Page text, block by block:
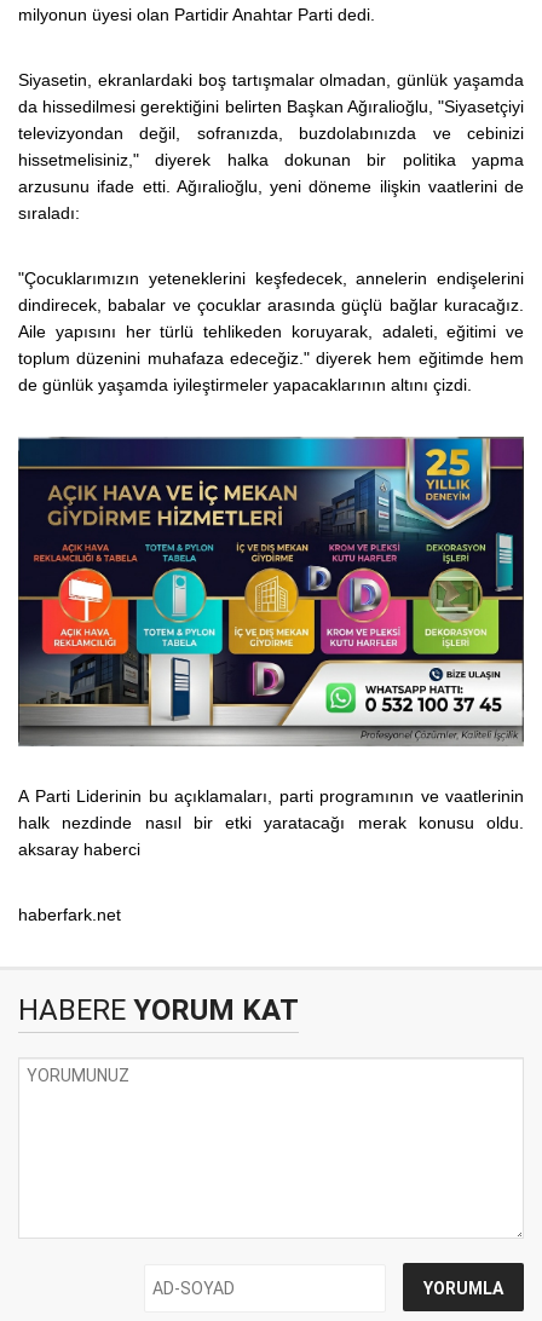
milyonun üyesi olan Partidir Anahtar Parti dedi.
Siyasetin, ekranlardaki boş tartışmalar olmadan, günlük yaşamda
da hissedilmesi gerektiğini belirten Başkan Ağıralioğlu, "Siyasetçiyi
televizyondan değil, sofranızda, buzdolabınızda ve cebinizi
hissetmelisiniz," diyerek halka dokunan bir politika yapma
arzusunu ifade etti. Ağıralioğlu, yeni döneme ilişkin vaatlerini de
sıraladı:
"Çocuklarımızın yeteneklerini keşfedecek, annelerin endişelerini
dindirecek, babalar ve çocuklar arasında güçlü bağlar kuracağız.
Aile yapısını her türlü tehlikeden koruyarak, adaleti, eğitimi ve
toplum düzenini muhafaza edeceğiz." diyerek hem eğitimde hem
de günlük yaşamda iyileştirmeler yapacaklarının altını çizdi.
A Parti Liderinin bu açıklamaları, parti programının ve vaatlerinin
halk nezdinde nasıl bir etki yaratacağı merak konusu oldu.
aksaray haberci
haberfark.net
HABERE YORUM KAT